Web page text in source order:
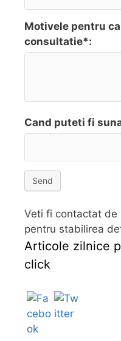
Motivele pentru
consultatie*:
Cand puteti fi
Send
Veti fi contactat de
pentru stabilirea
Articole zilnice
click